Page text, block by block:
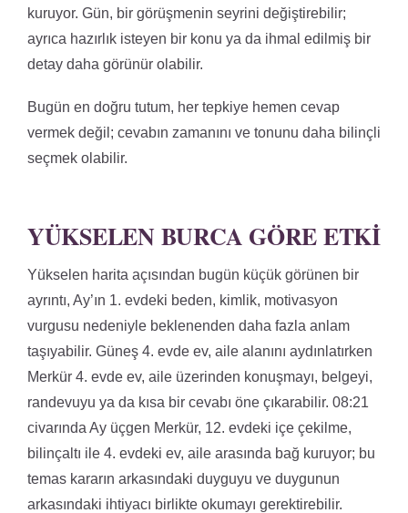
kuruyor. Gün, bir görüşmenin seyrini değiştirebilir;
ayrıca hazırlık isteyen bir konu ya da ihmal edilmiş bir
detay daha görünür olabilir.
Bugün en doğru tutum, her tepkiye hemen cevap
vermek değil; cevabın zamanını ve tonunu daha bilinçli
seçmek olabilir.
YÜKSELEN BURCA GÖRE ETKI
Yükselen harita açısından bugün küçük görünen bir
ayrıntı, Ay’ın 1. evdeki beden, kimlik, motivasyon
vurgusu nedeniyle beklenenden daha fazla anlam
taşıyabilir. Güneş 4. evde ev, aile alanını aydınlatırken
Merkür 4. evde ev, aile üzerinden konuşmayı, belgeyi,
randevuyu ya da kısa bir cevabı öne çıkarabilir. 08:21
civarında Ay üçgen Merkür, 12. evdeki içe çekilme,
bilinçaltı ile 4. evdeki ev, aile arasında bağ kuruyor; bu
temas kararın arkasındaki duyguyu ve duygunun
arkasındaki ihtiyacı birlikte okumayı gerektirebilir.